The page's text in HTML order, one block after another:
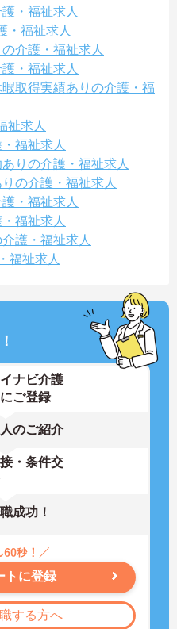
・福祉求人
・福祉求人
介護・福祉求人
・福祉求人
取得実績ありの介護・福
祉求人
福祉求人
りの介護・福祉求人
の介護・福祉求人
・福祉求人
福祉求人
護・福祉求人
福祉求人
ナビ介護
ご登録
のご紹介
・条件交
成功！
トに登録
する方へ